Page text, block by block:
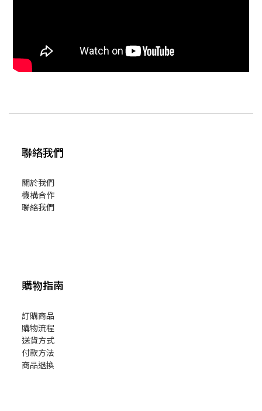
聯絡我們
關於我們
機構合作
聯絡我們
購物指南
訂購商品
購物流程
送貨方式
付款方法
商品退換